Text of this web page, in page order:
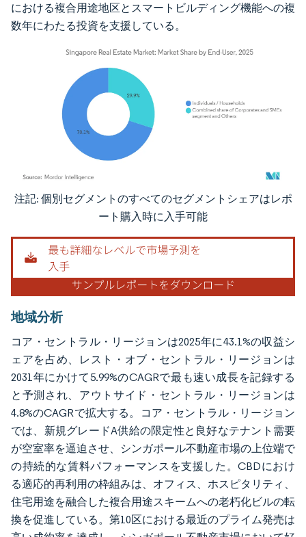
における複合用途地区とスマートビルディング機能への複
数年にわたる投資を支援している。
画像 © Mordor Intelligence。再利用にはCC BY 4.0の表示が必要です。
注記: 個別セグメントのすべてのセグメントシェアはレポ
ート購入時に入手可能
地域分析
コア・セントラル・リージョンは2025年に43.1%の収益シ
ェアを占め、レスト・オブ・セントラル・リージョンは
2031年にかけて5.99%のCAGRで最も速い成長を記録する
と予測され、アウトサイド・セントラル・リージョンは
4.8%のCAGRで拡大する。コア・セントラル・リージョン
では、新規グレードA供給の限定性と良好なテナント需要
が空室率を逼迫させ、シンガポール不動産市場の上位端で
の持続的な賃料パフォーマンスを支援した。CBDにおけ
る適応的再利用の枠組みは、オフィス、ホスピタリティ、
住宅用途を融合した複合用途スキームへの老朽化ビルの転
換を促進している。第10区における最近のプライム発売は